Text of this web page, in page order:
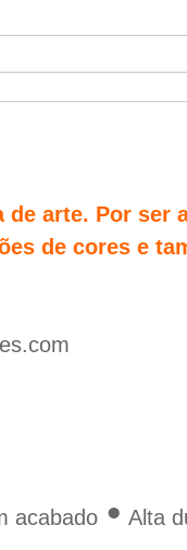
de arte. Por ser
de cores e
acabado • Alta